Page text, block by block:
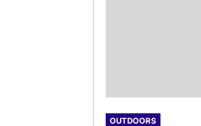
OUTDOORS